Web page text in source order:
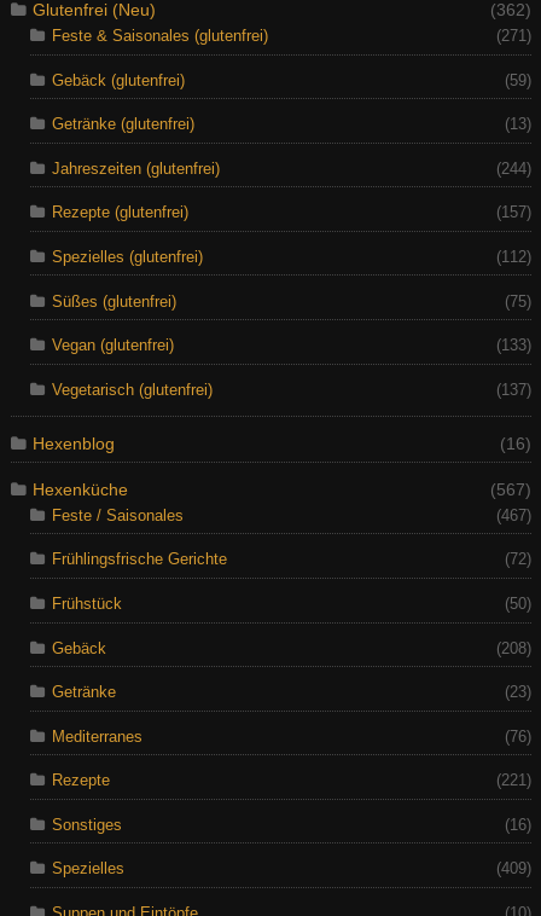
Glutenfrei (Neu)
(362)
Feste & Saisonales (glutenfrei)
(271)
Gebäck (glutenfrei) (59)
Getränke (glutenfrei) (13)
Jahreszeiten (glutenfrei) (244)
Rezepte (glutenfrei) (157)
Spezielles (glutenfrei) (112)
Süßes (glutenfrei) (75)
Vegan (glutenfrei) (133)
Vegetarisch (glutenfrei) (137)
Hexenblog (16)
Hexenküche
(567)
Feste / Saisonales
(467)
Frühlingsfrische Gerichte (72)
Frühstück (50)
Gebäck (208)
Getränke (23)
Mediterranes (76)
Rezepte (221)
Sonstiges (16)
Spezielles (409)